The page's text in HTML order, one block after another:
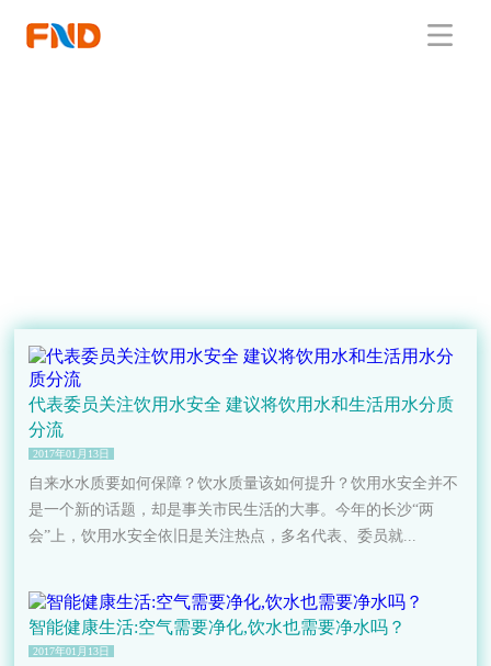
代表委员关注饮用水安全 建议将饮用水和生活用水分质
分流
2017年01月13日
自来水水质要如何保障？饮水质量该如何提升？饮用水安全并不
是一个新的话题，却是事关市民生活的大事。今年的长沙“两
会”上，饮用水安全依旧是关注热点，多名代表、委员就...
智能健康生活:空气需要净化,饮水也需要净水吗？
2017年01月13日